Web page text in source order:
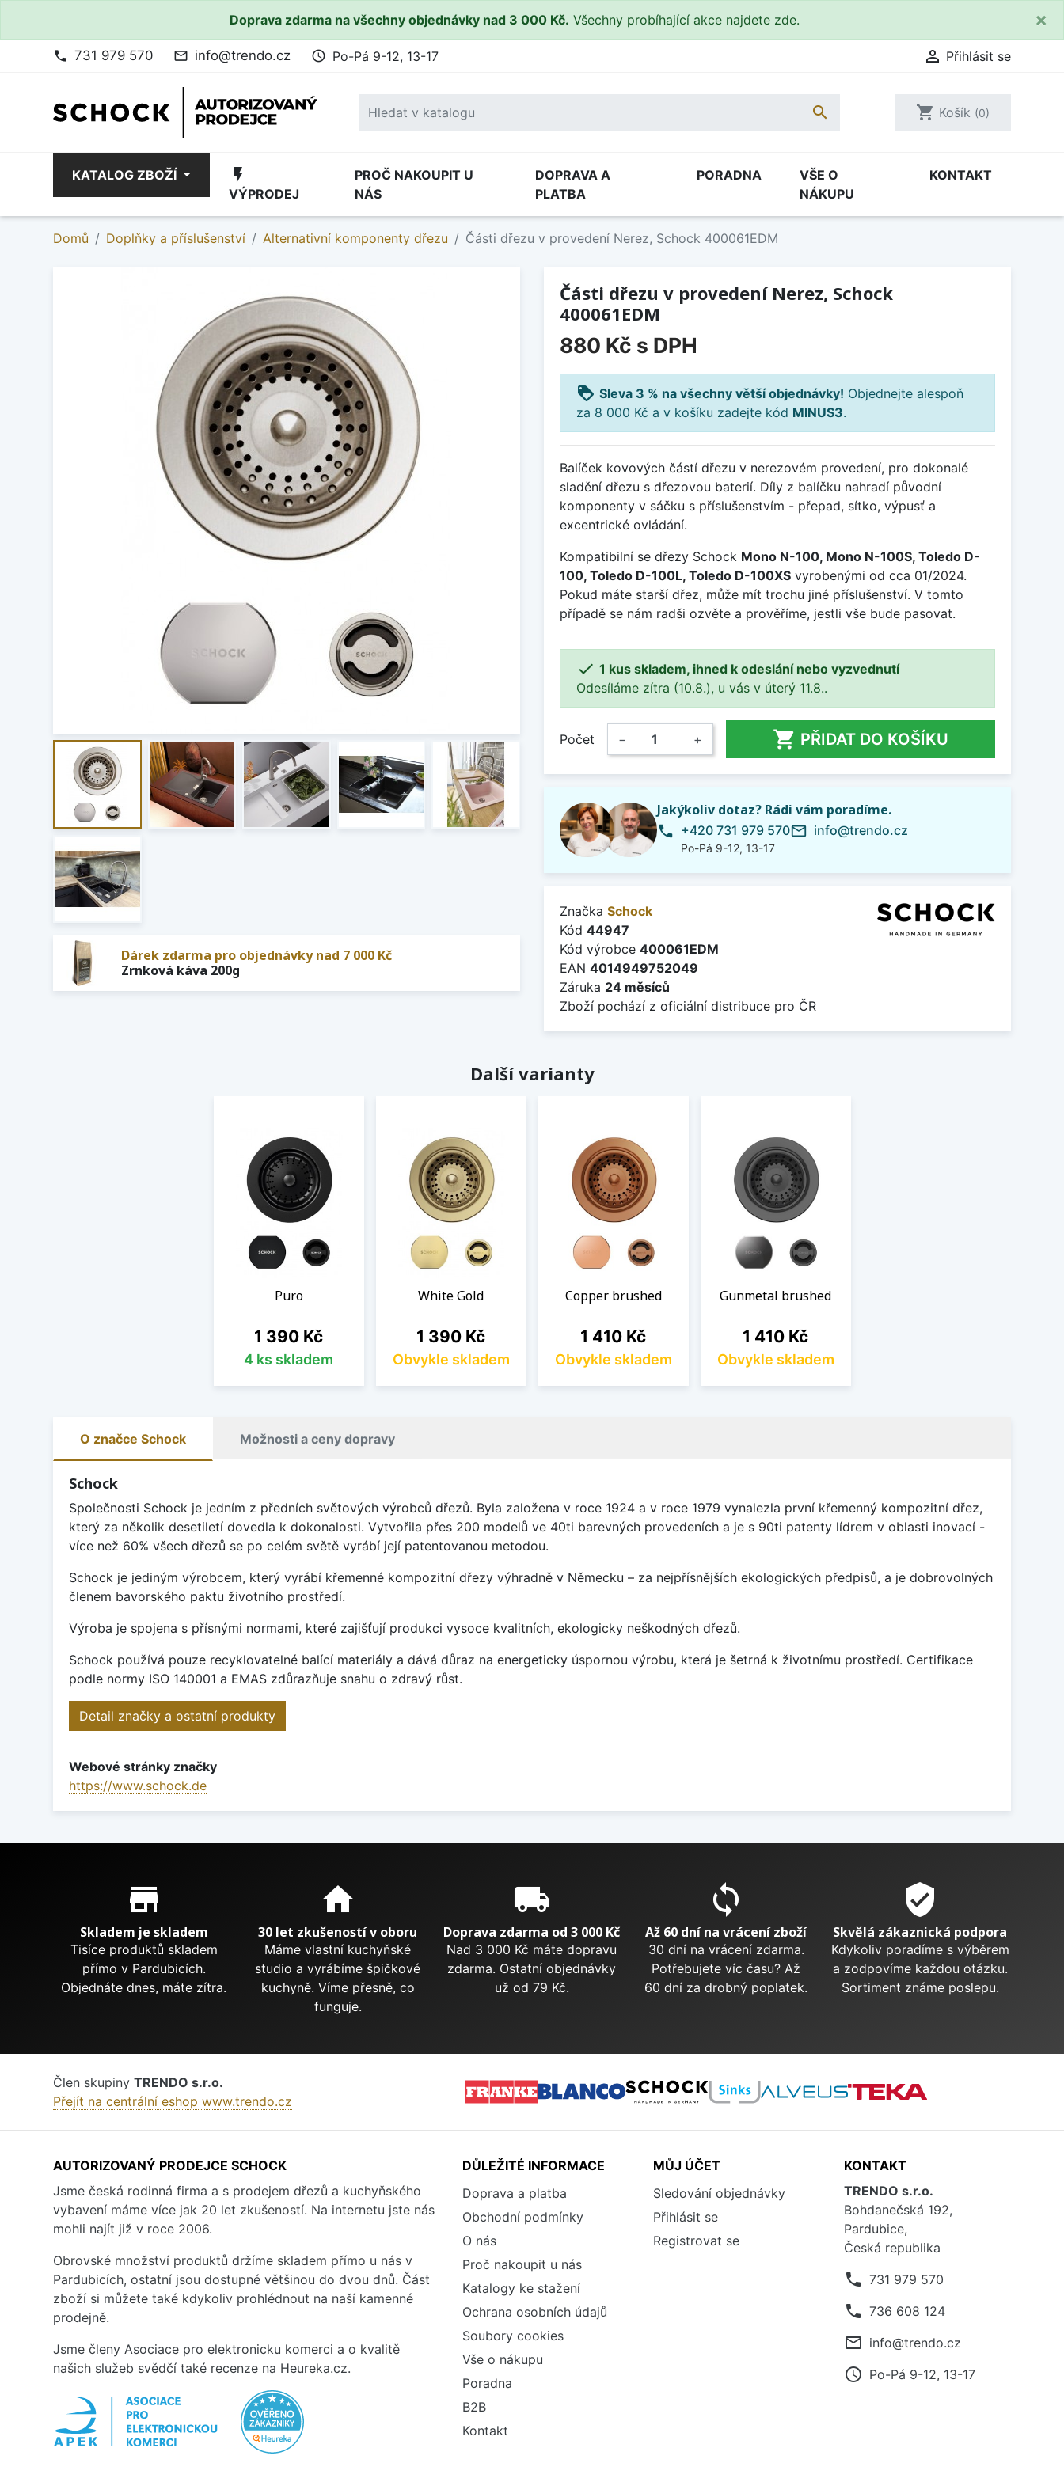
Doprava zdarma na všechny objednávky nad 3 000 Kč. Všechny probíhající akce najdete zde. ×
phone 731 979 570 mail_outline info@trendo.cz access_time Po-Pá 9-12, 13-17  Přihlásit se
 shopping_cart Košík (0)
KATALOG ZBOŽÍ flash_on
VÝPRODEJ
PROČ NAKOUPIT U
NÁS
DOPRAVA A
PLATBA
PORADNA
VŠE O
NÁKUPU
KONTAKT
Domů Doplňky a příslušenství Alternativní komponenty dřezu Části dřezu v provedení Nerez, Schock 400061EDM
Dárek zdarma pro objednávky nad 7 000 Kč
Zrnková káva 200g
Části dřezu v provedení Nerez, Schock
400061EDM
880 Kč s DPH
loyalty Sleva 3 % na všechny větší objednávky! Objednejte alespoň
za 8 000 Kč a v košíku zadejte kód MINUS3.
Balíček kovových částí dřezu v nerezovém provedení, pro dokonalé
sladění dřezu s dřezovou baterií. Díly z balíčku nahradí původní
komponenty v sáčku s příslušenstvím - přepad, sítko, výpusť a
excentrické ovládání.
Kompatibilní se dřezy Schock Mono N-100, Mono N-100S, Toledo D-
100, Toledo D-100L, Toledo D-100XS vyrobenými od cca 01/2024.
Pokud máte starší dřez, může mít trochu jiné příslušenství. V tomto
případě se nám radši ozvěte a prověříme, jestli vše bude pasovat.
 1 kus skladem, ihned k odeslání nebo vyzvednutí
Odesíláme zítra (10.8.), u vás v úterý 11.8..
Počet − +  PŘIDAT DO KOŠÍKU
Jakýkoliv dotaz? Rádi vám poradíme.
phone +420 731 979 570
Po-Pá 9-12, 13-17
mail_outline info@trendo.cz
Značka Schock
Kód 44947
Kód výrobce 400061EDM
EAN 4014949752049
Záruka 24 měsíců
Zboží pochází z oficiální distribuce pro ČR
Další varianty
Puro
Cena
1 390 Kč
4 ks skladem
White Gold
Cena
1 390 Kč
Obvykle skladem
Copper brushed
Cena
1 410 Kč
Obvykle skladem
Gunmetal brushed
Cena
1 410 Kč
Obvykle skladem
O značce Schock Možnosti a ceny dopravy
Schock
Společnosti Schock je jedním z předních světových výrobců dřezů. Byla založena v roce 1924 a v roce 1979 vynalezla první křemenný kompozitní dřez,
který za několik desetiletí dovedla k dokonalosti. Vytvořila přes 200 modelů ve 40ti barevných provedeních a je s 90ti patenty lídrem v oblasti inovací -
více než 60% všech dřezů se po celém světě vyrábí její patentovanou metodou.
Schock je jediným výrobcem, který vyrábí křemenné kompozitní dřezy výhradně v Německu – za nejpřísnějších ekologických předpisů, a je dobrovolných
členem bavorského paktu životního prostředí.
Výroba je spojena s přísnými normami, které zajišťují produkci vysoce kvalitních, ekologicky neškodných dřezů.
Schock používá pouze recyklovatelné balící materiály a dává důraz na energeticky úspornou výrobu, která je šetrná k životnímu prostředí. Certifikace
podle normy ISO 140001 a EMAS zdůrazňuje snahu o zdravý růst.
Detail značky a ostatní produkty
Webové stránky značky
https://www.schock.de
Proč nakupovat u nás?
store_mall_directory
Skladem je skladem
Tisíce produktů skladem
přímo v Pardubicích.
Objednáte dnes, máte zítra.
home
30 let zkušeností v oboru
Máme vlastní kuchyňské
studio a vyrábíme špičkové
kuchyně. Víme přesně, co
funguje.
local_shipping
Doprava zdarma od 3 000 Kč
Nad 3 000 Kč máte dopravu
zdarma. Ostatní objednávky
už od 79 Kč.
sync
Až 60 dní na vrácení zboží
30 dní na vrácení zdarma.
Potřebujete víc času? Až
60 dní za drobný poplatek.
verified_user
Skvělá zákaznická podpora
Kdykoliv poradíme s výběrem
a zodpovíme každou otázku.
Sortiment známe poslepu.
Člen skupiny TRENDO s.r.o.
Přejít na centrální eshop www.trendo.cz
AUTORIZOVANÝ PRODEJCE SCHOCK
Jsme česká rodinná firma a s prodejem dřezů a kuchyňského
vybavení máme více jak 20 let zkušeností. Na internetu jste nás
mohli najít již v roce 2006.
Obrovské množství produktů držíme skladem přímo u nás v
Pardubicích, ostatní jsou dostupné většinou do dvou dnů. Část
zboží si můžete také kdykoliv prohlédnout na naší kamenné
prodejně.
Jsme členy Asociace pro elektronicku komerci a o kvalitě
našich služeb svědčí také recenze na Heureka.cz.
DŮLEŽITÉ INFORMACE
Doprava a platba
Obchodní podmínky
O nás
Proč nakoupit u nás
Katalogy ke stažení
Ochrana osobních údajů
Soubory cookies
Vše o nákupu
Poradna
B2B
Kontakt
MŮJ ÚČET
Sledování objednávky
Přihlásit se
Registrovat se
KONTAKT
TRENDO s.r.o.
Bohdanečská 192,
Pardubice,
Česká republika
phone 731 979 570
phone 736 608 124
mail_outline info@trendo.cz
access_time Po-Pá 9-12, 13-17